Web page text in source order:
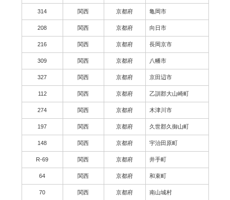
314 関西 京都府 亀岡市
208 関西 京都府 向日市
216 関西 京都府 長岡京市
309 関西 京都府 八幡市
327 関西 京都府 京田辺市
112 関西 京都府 乙訓郡大山崎町
274 関西 京都府 木津川市
197 関西 京都府 久世郡久御山町
148 関西 京都府 宇治田原町
R-69 関西 京都府 井手町
64 関西 京都府 和束町
70 関西 京都府 南山城村